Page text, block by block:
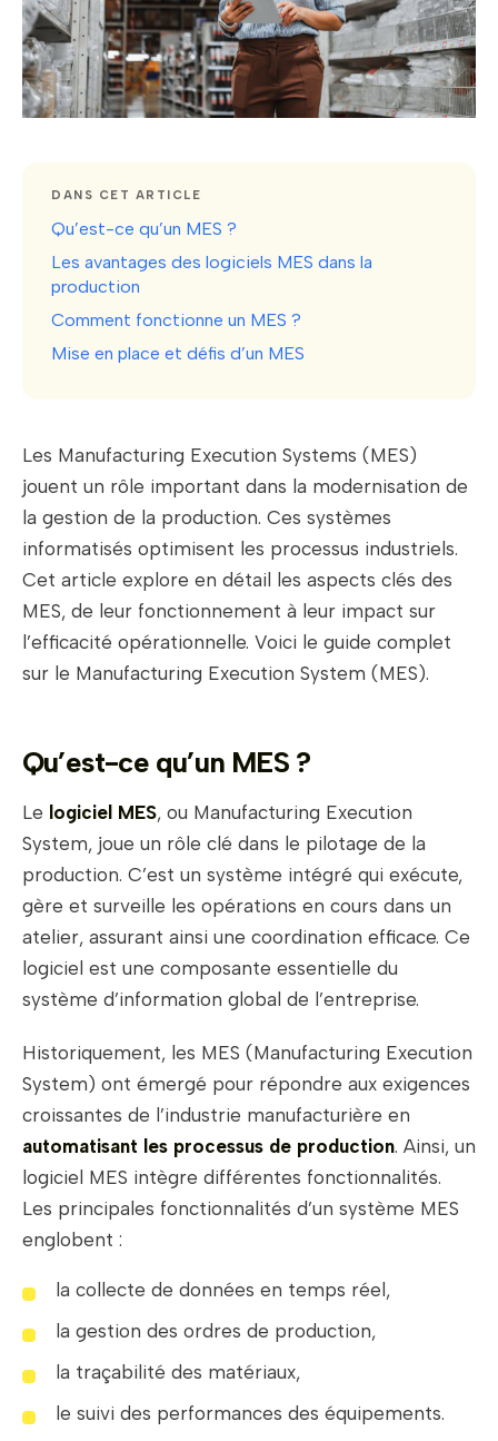
DANS CET ARTICLE
Qu’est-ce qu’un MES ?
Les avantages des logiciels MES dans la
production
Comment fonctionne un MES ?
Mise en place et défis d’un MES
Les Manufacturing Execution Systems (MES)
jouent un rôle important dans la modernisation de
la gestion de la production. Ces systèmes
informatisés optimisent les processus industriels.
Cet article explore en détail les aspects clés des
MES, de leur fonctionnement à leur impact sur
l’efficacité opérationnelle. Voici le guide complet
sur le Manufacturing Execution System (MES).
Qu’est-ce qu’un MES ?
Le logiciel MES, ou Manufacturing Execution
System, joue un rôle clé dans le pilotage de la
production. C’est un système intégré qui exécute,
gère et surveille les opérations en cours dans un
atelier, assurant ainsi une coordination efficace. Ce
logiciel est une composante essentielle du
système d’information global de l’entreprise.
Historiquement, les MES (Manufacturing Execution
System) ont émergé pour répondre aux exigences
croissantes de l’industrie manufacturière en
automatisant les processus de production. Ainsi, un
logiciel MES intègre différentes fonctionnalités.
Les principales fonctionnalités d’un système MES
englobent :
la collecte de données en temps réel,
la gestion des ordres de production,
la traçabilité des matériaux,
le suivi des performances des équipements.